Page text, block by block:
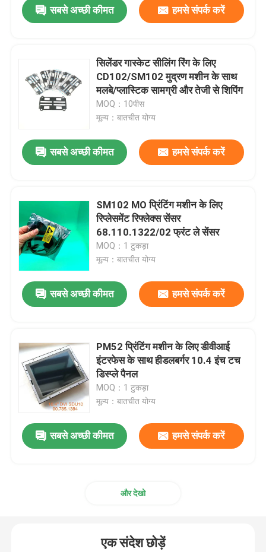
सबसे अच्छी कीमत हमसे संपर्क करें
सिलेंडर गास्केट सीलिंग रिंग के लिए
CD102/SM102 मुद्रण मशीन के साथ
मलबे/प्लास्टिक सामग्री और तेजी से शिपिंग
MOQ：10पीस
मूल्य：बातचीत योग्य
सबसे अच्छी कीमत हमसे संपर्क करें
SM102 MO प्रिंटिंग मशीन के लिए
रिप्लेसमेंट रिफ्लेक्स सेंसर
68.110.1322/02 फ्रंट ले सेंसर
MOQ：1 टुकड़ा
मूल्य：बातचीत योग्य
सबसे अच्छी कीमत हमसे संपर्क करें
PM52 प्रिंटिंग मशीन के लिए डीवीआई
इंटरफेस के साथ हीडलबर्गर 10.4 इंच टच
डिस्प्ले पैनल
MOQ：1 टुकड़ा
मूल्य：बातचीत योग्य
सबसे अच्छी कीमत हमसे संपर्क करें
और देखो
एक संदेश छोड़ें